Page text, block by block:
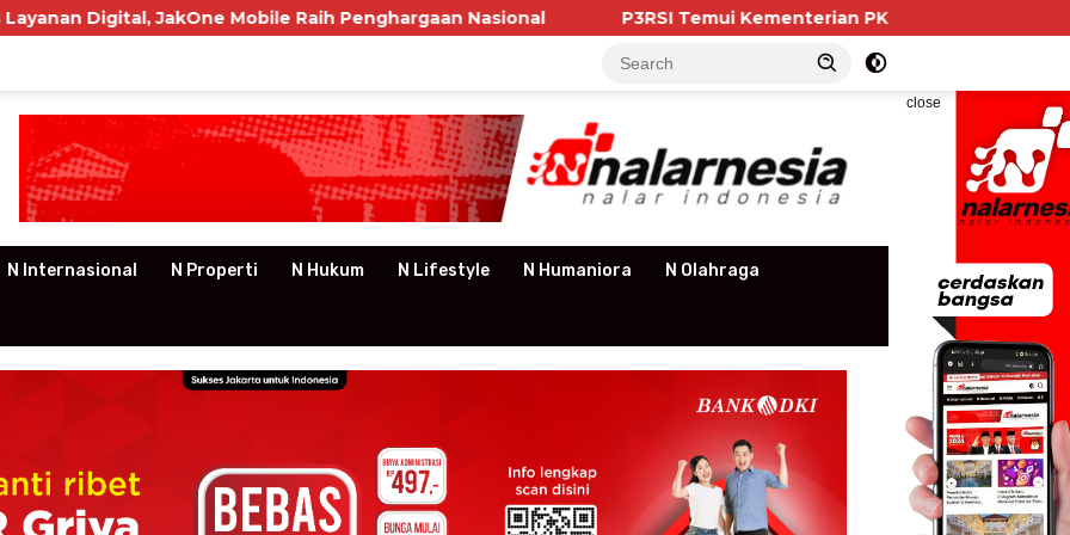
JakOne Mobile Raih Penghargaan Nasional P3RSI Temui Kementerian PKP, Pengurus Apartemen Soroti
close
N Internasional N Properti N Hukum N Lifestyle N Humaniora N Olahraga